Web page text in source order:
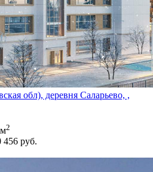
обл), деревня Саларьево, ,
2
456 руб.